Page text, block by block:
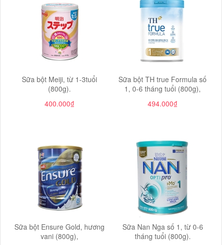
Sữa bột Meiji, từ 1-3tuổi
(800g).
400.000₫
Sữa bột TH true Formula số
1, 0-6 tháng tuổi (800g),
494.000₫
Sữa bột Ensure Gold, hương
vani (800g),
Sữa Nan Nga số 1, từ 0-6
tháng tuổi (800g).